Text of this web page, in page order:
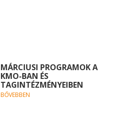
MÁRCIUSI PROGRAMOK A
KMO-BAN ÉS
TAGINTÉZMÉNYEIBEN
BŐVEBBEN